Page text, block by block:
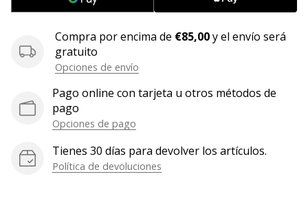
Mostrar
todos
artículos
Compra por encima de €85,00y el envío será
gratuito
Opciones de envío
Pago online con tarjeta u otros métodos de
pago
Opciones de pago
Tienes 30 días para devolver los artículos.
Política de devoluciones